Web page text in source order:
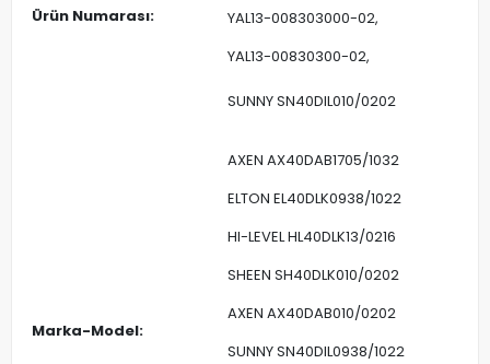
Ürün Numarası:
YAL13-008303000-02,
YAL13-00830300-02,
Marka-Model:
SUNNY SN40DIL010/0202
AXEN AX40DAB1705/1032
ELTON EL40DLK0938/1022
HI-LEVEL HL40DLK13/0216
SHEEN SH40DLK010/0202
AXEN AX40DAB010/0202
SUNNY SN40DIL0938/1022